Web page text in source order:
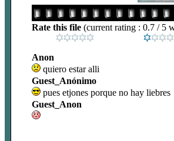
Rate this file (current rating : 0.7 / 5
Anon
quiero estar alli
Guest_Anónimo
pues etjones porque no hay liebres
Guest_Anon